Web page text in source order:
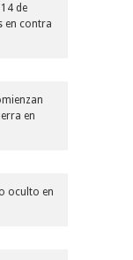
14 de
en contra
en
oculto en